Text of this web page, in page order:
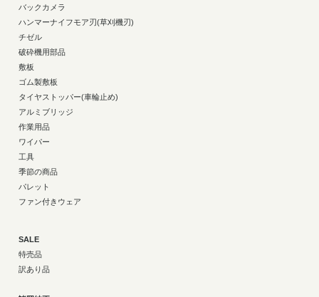
バックカメラ
ハンマーナイフモア刃(草刈機刃)
チゼル
破砕機用部品
敷板
ゴム製敷板
タイヤストッパー(車輪止め)
アルミブリッジ
作業用品
ワイパー
工具
季節の商品
パレット
ファン付きウェア
SALE
特売品
訳あり品